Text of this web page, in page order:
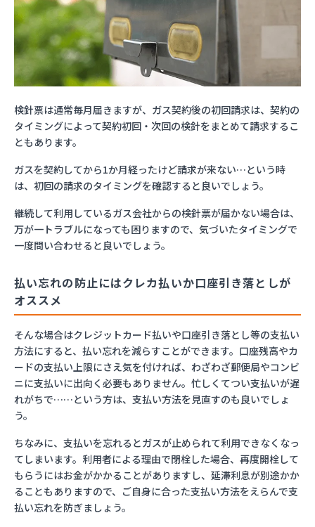
検針票は通常毎月届きますが、ガス契約後の初回請求は、契約の
タイミングによって契約初回・次回の検針をまとめて請求するこ
ともあります。
ガスを契約してから1か月経ったけど請求が来ない…という時
は、初回の請求のタイミングを確認すると良いでしょう。
継続して利用しているガス会社からの検針票が届かない場合は、
万が一トラブルになっても困りますので、気づいたタイミングで
一度問い合わせると良いでしょう。
払い忘れの防止にはクレカ払いか口座引き落としが
オススメ
そんな場合はクレジットカード払いや口座引き落とし等の支払い
方法にすると、払い忘れを減らすことができます。口座残高やカ
ードの支払い上限にさえ気を付ければ、わざわざ郵便局やコンビ
ニに支払いに出向く必要もありません。忙しくてつい支払いが遅
れがちで……という方は、支払い方法を見直すのも良いでしょ
う。
ちなみに、支払いを忘れるとガスが止められて利用できなくなっ
てしまいます。利用者による理由で閉栓した場合、再度開栓して
もらうにはお金がかかることがありますし、延滞利息が別途かか
ることもありますので、ご自身に合った支払い方法をえらんで支
払い忘れを防ぎましょう。